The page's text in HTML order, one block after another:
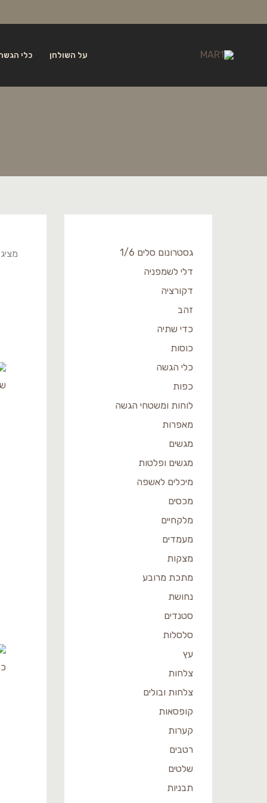
לתוכן
על השולחן כלי
גסטרונום סלים 1/6
דלי לשמפניה
דקורציה
זהב
כדי שתיה
כוסות
כלי הגשה
כפות
לוחות ומשטחי הגשה
מאפרות
מגשים
מגשים ופלטות
מיכלים לאשפה
מכסים
מלקחיים
מעמדים
מצקות
מתכת מרובע
נחושת
סטנדים
סלסלות
עץ
צלחות
צלחות ובולים
קופסאות
קערות
רטבים
שלטים
תבניות
מציג 1–18 מתוך 31